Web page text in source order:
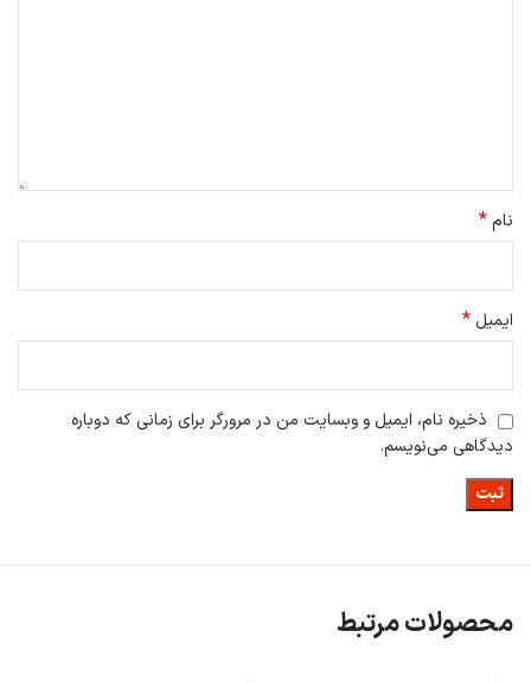
نام*
ایمیل *
ذخیره نام، ایمیل و وبسایت من در مرورگر برای زمانی که دوباره
دیدگاهی می‌نویسم.
محصولات مرتبط